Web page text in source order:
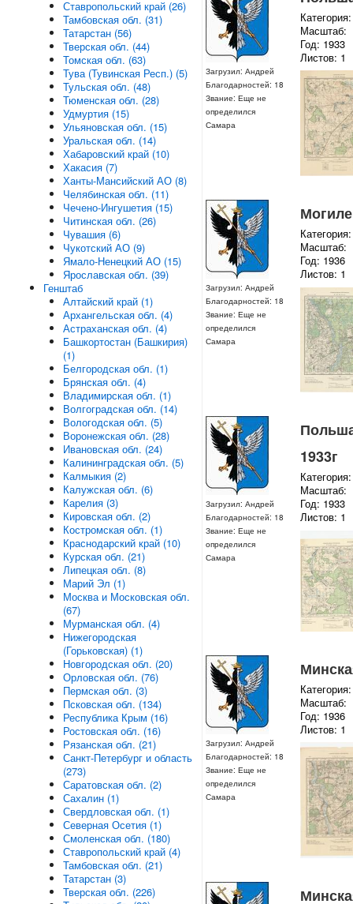
Загрузил: Андрей
Благодарностей: 18
Звание: Еще не
определился
Самара
Масштаб:
Год: 1933
Листов: 1
Загрузил: Андрей
Благодарностей: 18
Звание: Еще не
определился
Самара
Масштаб:
Год: 1936
Листов: 1
Загрузил: Андрей
Благодарностей: 18
Звание: Еще не
определился
Самара
1933г
Масштаб:
Год: 1933
Листов: 1
Загрузил: Андрей
Благодарностей: 18
Звание: Еще не
определился
Самара
Масштаб:
Год: 1936
Листов: 1
Ставропольский край (26)
Тамбовская обл. (31)
Татарстан (56)
Тверская обл. (44)
Томская обл. (63)
Тува (Тувинская Респ.) (5)
Тульская обл. (48)
Тюменская обл. (28)
Удмуртия (15)
Ульяновская обл. (15)
Уральская обл. (14)
Хабаровский край (10)
Хакасия (7)
Ханты-Мансийский АО (8)
Челябинская обл. (11)
Чечено-Ингушетия (15)
Читинская обл. (26)
Чувашия (6)
Чукотский АО (9)
Ямало-Ненецкий АО (15)
Ярославская обл. (39)
Генштаб
Алтайский край (1)
Архангельская обл. (4)
Астраханская обл. (4)
Башкортостан (Башкирия)
(1)
Белгородская обл. (1)
Брянская обл. (4)
Владимирская обл. (1)
Волгоградская обл. (14)
Вологодская обл. (5)
Воронежская обл. (28)
Ивановская обл. (24)
Калининградская обл. (5)
Калмыкия (2)
Калужская обл. (6)
Карелия (3)
Кировская обл. (2)
Костромская обл. (1)
Краснодарский край (10)
Курская обл. (21)
Липецкая обл. (8)
Марий Эл (1)
Москва и Московская обл.
(67)
Мурманская обл. (4)
Нижегородская
(Горьковская) (1)
Новгородская обл. (20)
Орловская обл. (76)
Пермская обл. (3)
Псковская обл. (134)
Республика Крым (16)
Ростовская обл. (16)
Рязанская обл. (21)
Санкт-Петербург и область
(273)
Саратовская обл. (2)
Сахалин (1)
Свердловская обл. (1)
Северная Осетия (1)
Смоленская обл. (180)
Ставропольский край (4)
Тамбовская обл. (21)
Татарстан (3)
Тверская обл. (226)